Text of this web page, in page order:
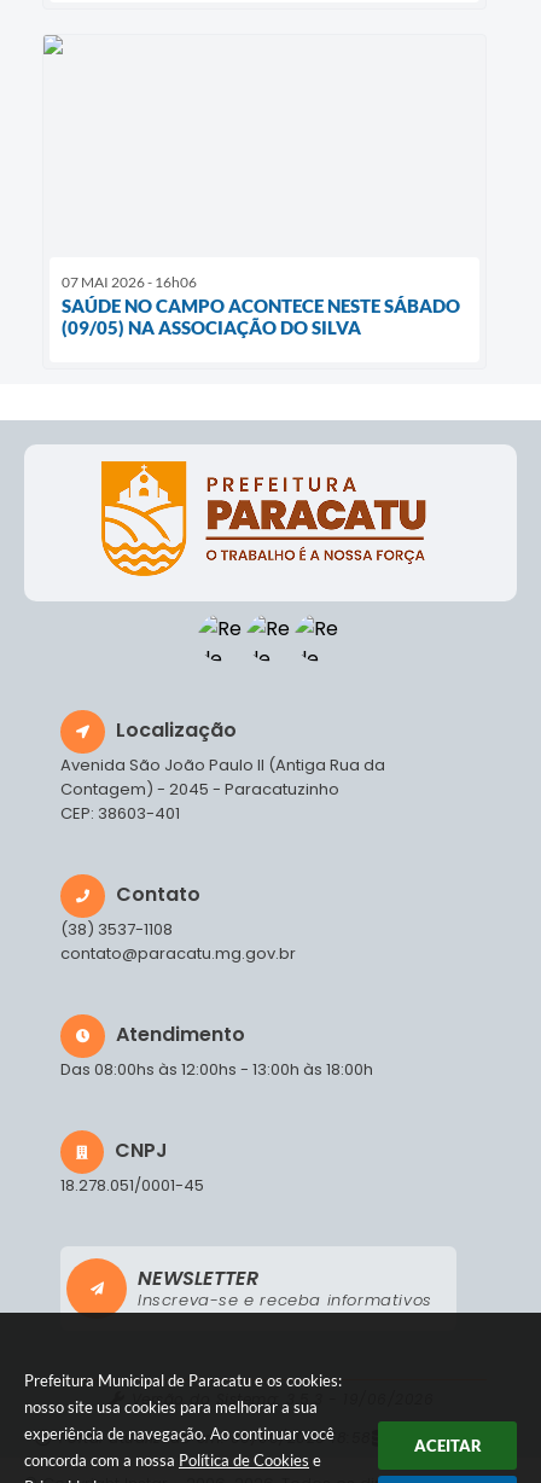
Prefeitura Municipal de Paracatu e os cookies:
nosso site usa cookies para melhorar a sua
experiência de navegação. Ao continuar você
concorda com a nossa Política de Cookies e
ACEITAR
07 MAI 2026 - 16h06
SAÚDE NO CAMPO ACONTECE NESTE SÁBADO
(09/05) NA ASSOCIAÇÃO DO SILVA
Localização
Avenida São João Paulo II (Antiga Rua da
Contagem) - 2045 - Paracatuzinho
CEP: 38603-401
Contato
(38) 3537-1108
contato@paracatu.mg.gov.br
Atendimento
Das 08:00hs às 12:00hs - 13:00h às 18:00h
CNPJ
18.278.051/0001-45
NEWSLETTER
Inscreva-se e receba informativos
Versão do Sistema:
Portal atualizado em:06/08/2026 18:58 Dados Abertos